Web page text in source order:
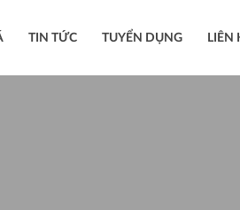
TIN TỨC TUYỂN DỤNG LIÊN